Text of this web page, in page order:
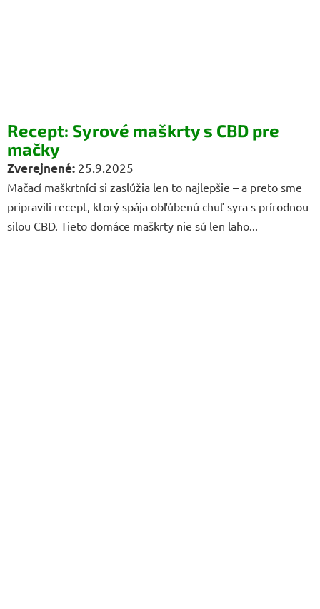
Recept: Syrové maškrty s CBD pre
mačky
25.9.2025
Mačací maškrtníci si zaslúžia len to najlepšie – a preto sme
pripravili recept, ktorý spája obľúbenú chuť syra s prírodnou
silou CBD. Tieto domáce maškrty nie sú len laho...